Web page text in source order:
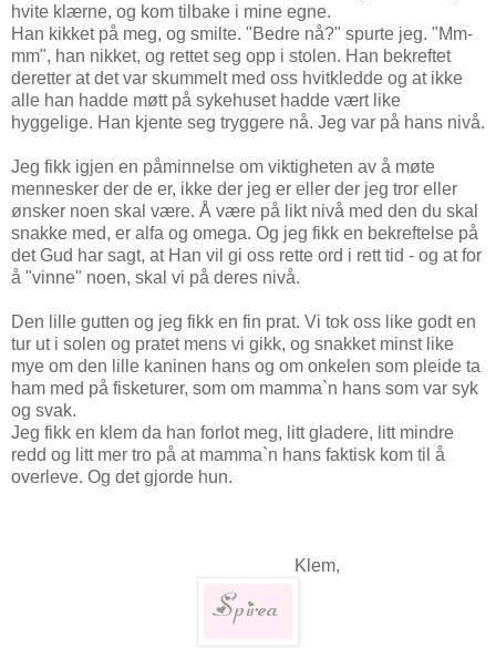
hvite klærne, og kom tilbake i mine egne.
Han kikket på meg, og smilte. "Bedre nå?" spurte jeg. "Mm-
mm", han nikket, og rettet seg opp i stolen. Han bekreftet
deretter at det var skummelt med oss hvitkledde og at ikke
alle han hadde møtt på sykehuset hadde vært like
hyggelige. Han kjente seg tryggere nå. Jeg var på hans nivå.
Jeg fikk igjen en påminnelse om viktigheten av å møte
mennesker der de er, ikke der jeg er eller der jeg tror eller
ønsker noen skal være. Å være på likt nivå med den du skal
snakke med, er alfa og omega. Og jeg fikk en bekreftelse på
det Gud har sagt, at Han vil gi oss rette ord i rett tid - og at for
å "vinne" noen, skal vi på deres nivå.
Den lille gutten og jeg fikk en fin prat. Vi tok oss like godt en
tur ut i solen og pratet mens vi gikk, og snakket minst like
mye om den lille kaninen hans og om onkelen som pleide ta
ham med på fisketurer, som om mamma`n hans som var syk
og svak.
Jeg fikk en klem da han forlot meg, litt gladere, litt mindre
redd og litt mer tro på at mamma`n hans faktisk kom til å
overleve. Og det gjorde hun.
Klem,